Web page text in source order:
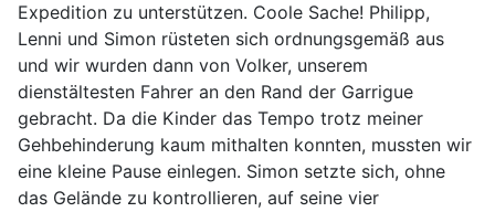
Expedition zu unterstützen. Coole Sache! Philipp,
Lenni und Simon rüsteten sich ordnungsgemäß aus
und wir wurden dann von Volker, unserem
dienstältesten Fahrer an den Rand der Garrigue
gebracht. Da die Kinder das Tempo trotz meiner
Gehbehinderung kaum mithalten konnten, mussten wir
eine kleine Pause einlegen. Simon setzte sich, ohne
das Gelände zu kontrollieren, auf seine vier